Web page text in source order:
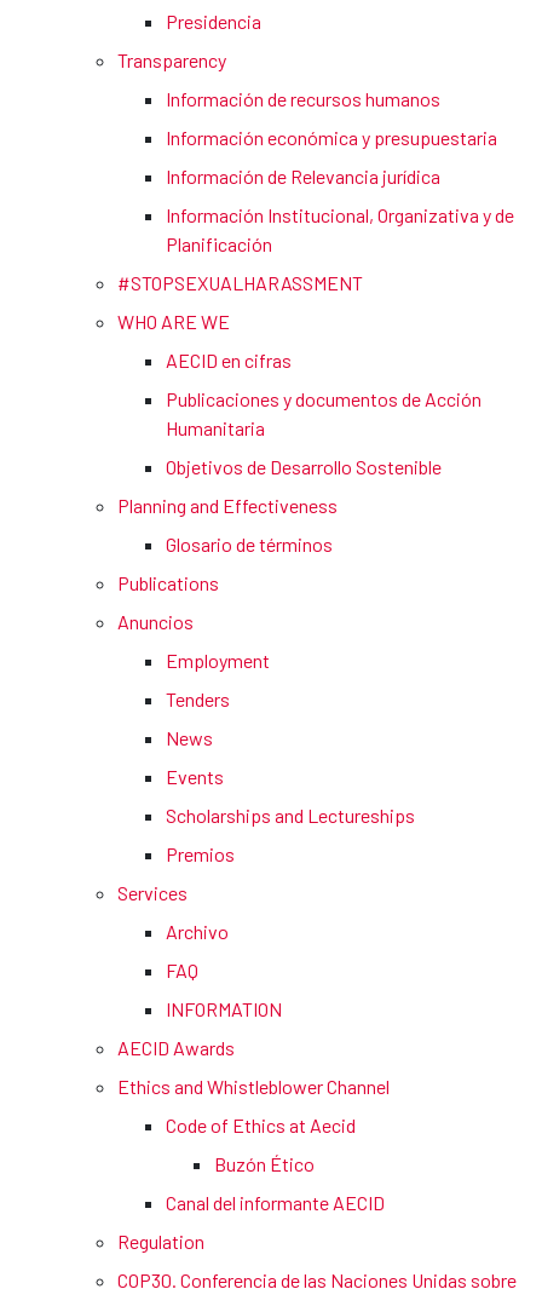
Presidencia
Transparency
Información de recursos humanos
Información económica y presupuestaria
Información de Relevancia jurídica
Información Institucional, Organizativa y de
Planificación
#STOPSEXUALHARASSMENT
WHO ARE WE
AECID en cifras
Publicaciones y documentos de Acción
Humanitaria
Objetivos de Desarrollo Sostenible
Planning and Effectiveness
Glosario de términos
Publications
Anuncios
Employment
Tenders
News
Events
Scholarships and Lectureships
Premios
Services
Archivo
FAQ
INFORMATION
AECID Awards
Ethics and Whistleblower Channel
Code of Ethics at Aecid
Buzón Ético
Canal del informante AECID
Regulation
COP30. Conferencia de las Naciones Unidas sobre